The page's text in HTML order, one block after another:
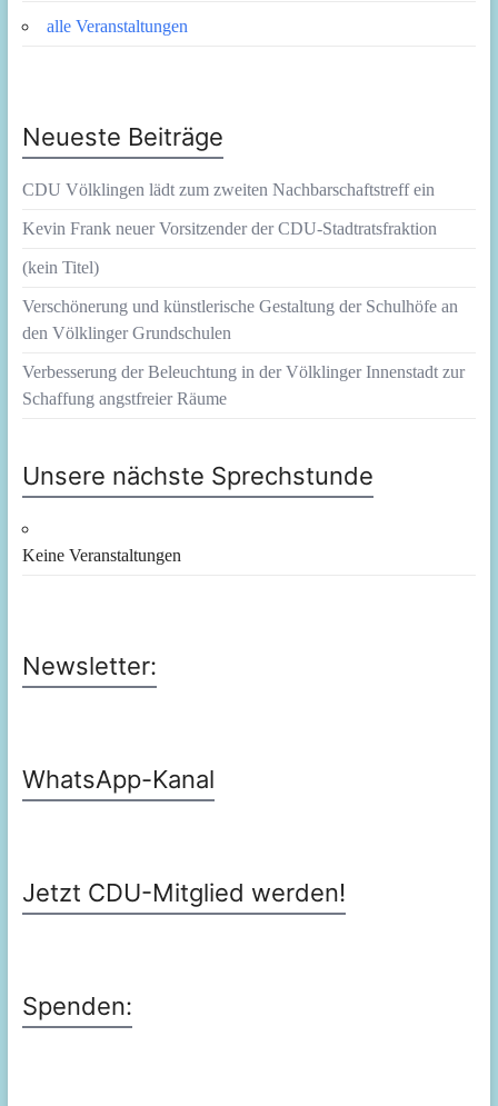
alle Veranstaltungen
Neueste Beiträge
CDU Völklingen lädt zum zweiten Nachbarschaftstreff ein
Kevin Frank neuer Vorsitzender der CDU-Stadtratsfraktion
(kein Titel)
Verschönerung und künstlerische Gestaltung der Schulhöfe an
den Völklinger Grundschulen
Verbesserung der Beleuchtung in der Völklinger Innenstadt zur
Schaffung angstfreier Räume
Unsere nächste Sprechstunde
Keine Veranstaltungen
Newsletter:
WhatsApp-Kanal
Jetzt CDU-Mitglied werden!
Spenden: